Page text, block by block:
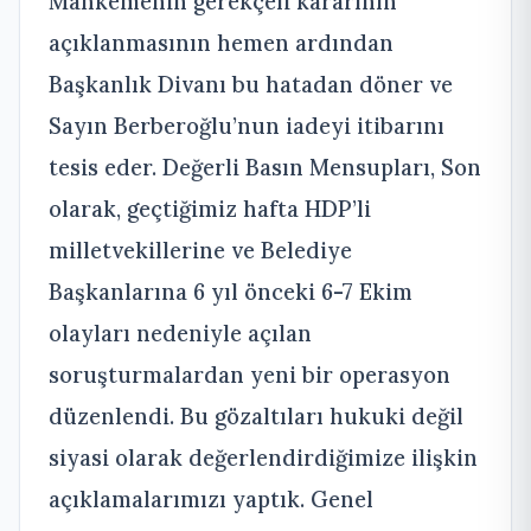
açıklanmasının hemen ardından
Başkanlık Divanı bu hatadan döner ve
Sayın Berberoğlu’nun iadeyi itibarını
tesis eder. Değerli Basın Mensupları, Son
olarak, geçtiğimiz hafta HDP’li
milletvekillerine ve Belediye
Başkanlarına 6 yıl önceki 6-7 Ekim
olayları nedeniyle açılan
soruşturmalardan yeni bir operasyon
düzenlendi. Bu gözaltıları hukuki değil
siyasi olarak değerlendirdiğimize ilişkin
açıklamalarımızı yaptık. Genel